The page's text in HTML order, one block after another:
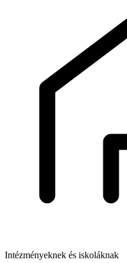
Intézményeknek és iskoláknak